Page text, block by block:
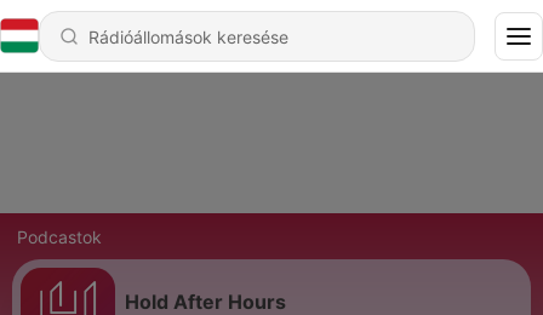
Podcastok
Hold After Hours